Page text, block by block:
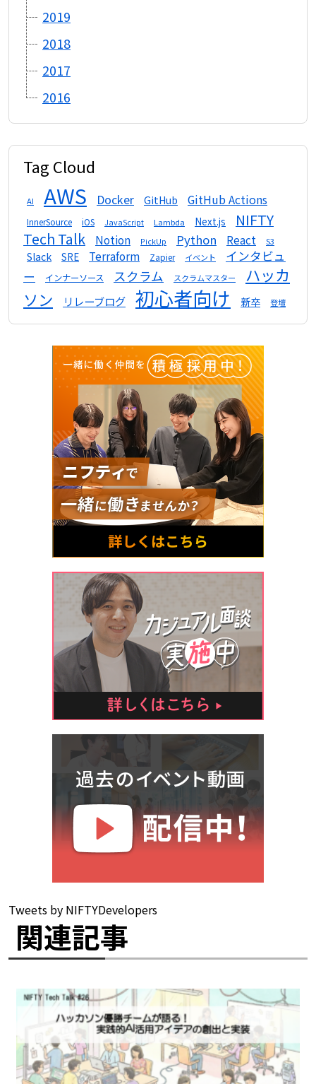
2019
2018
2017
2016
Tag Cloud
AI AWS Docker GitHub GitHub Actions
InnerSource iOS JavaScript Lambda Next.js
NIFTY
Tech Talk
Notion PickUp Python React S3
Slack SRE Terraform Zapier イベント
インタビュ
ー
インナーソース スクラム スクラムマスター
ハッカ
ソン
リレーブログ 初心者向け 新卒 登壇
Tweets by NIFTYDevelopers
関連記事